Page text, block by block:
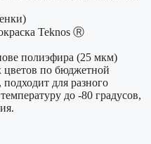
Teknos Ⓡ
полиэфира (25 мкм)
по бюджетной
для разного
до -80 градусов,